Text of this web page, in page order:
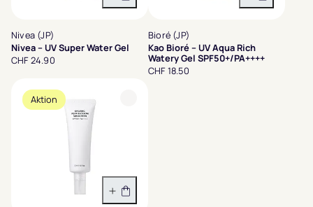
Nivea (JP)
Nivea – UV Super Water Gel
CHF 24.90
Bioré (JP)
Kao Bioré – UV Aqua Rich
Watery Gel SPF50+/PA++++
CHF 18.50
Aktion
In den Warenkorb